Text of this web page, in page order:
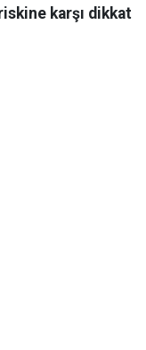
karşı dikkat